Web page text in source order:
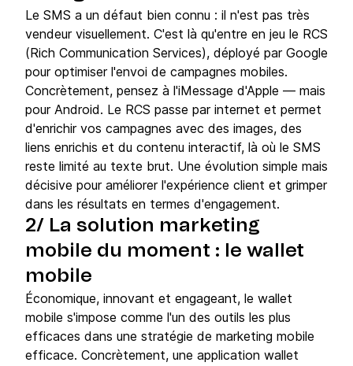
Le SMS a un défaut bien connu : il n'est pas très
vendeur visuellement. C'est là qu'entre en jeu le RCS
(Rich Communication Services), déployé par Google
pour optimiser l'envoi de campagnes mobiles.
Concrètement, pensez à l'iMessage d'Apple — mais
pour Android. Le RCS passe par internet et permet
d'enrichir vos campagnes avec des images, des
liens enrichis et du contenu interactif, là où le SMS
reste limité au texte brut. Une évolution simple mais
décisive pour améliorer l'expérience client et grimper
dans les résultats en termes d'engagement.
2/ La solution marketing
mobile du moment : le wallet
mobile
Économique, innovant et engageant, le wallet
mobile s'impose comme l'un des outils les plus
efficaces dans une stratégie de marketing mobile
efficace. Concrètement, une application wallet